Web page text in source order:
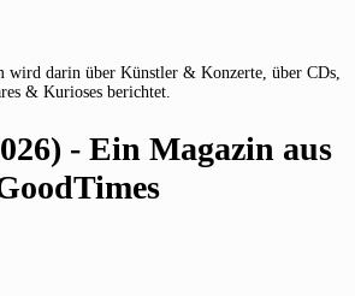
wird darin über Künstler & Konzerte, über CDs,
& Kurioses berichtet.
- Ein Magazin aus